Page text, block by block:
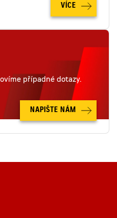
VÍCE
případné dotazy.
NAPIŠTE NÁM